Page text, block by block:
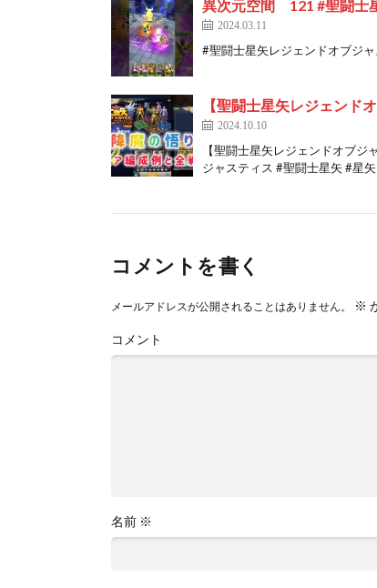
異次元空間 121 #聖闘士
2024.03.11
#聖闘士星矢レジェンドオブジ
【聖闘士星矢レジェン
2024.10.10
【聖闘士星矢レジェンドオブ
ジャスティス #聖闘士星矢 #星
コメントを書く
メールアドレスが公開されることはありません。 ※
コメント
名前 ※